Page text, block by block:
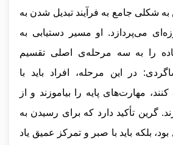
به شکلی جامع به فرآیند تبدیل شدن به
می‌پردازد. او مسیر دستیابی به
را به سه مرحله‌ی اصلی تقسیم
در این مرحله، افراد باید با
مهارت‌های پایه را بیاموزند و از
گرین تأکید دارد که برای رسیدن به
بلکه باید با صبر و تمرکز عمیق یاد